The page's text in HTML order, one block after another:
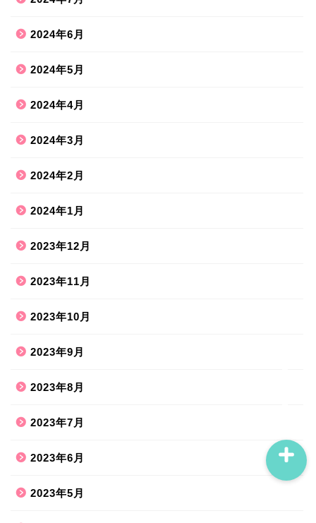
2024年6月
2024年5月
2024年4月
2024年3月
2024年2月
2024年1月
2023年12月
2023年11月
2023年10月
2023年9月
2023年8月
2023年7月
2023年6月
2023年5月